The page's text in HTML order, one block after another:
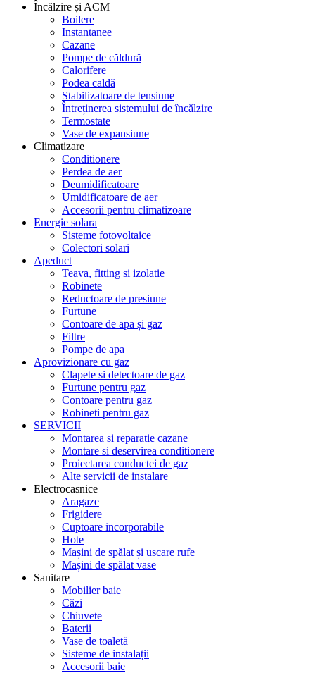
Încălzire și ACM
Boilere
Instantanee
Cazane
Pompe de căldură
Calorifere
Podea caldă
Stabilizatoare de tensiune
Întreținerea sistemului de încălzire
Termostate
Vase de expansiune
Climatizare
Conditionere
Perdea de aer
Deumidificatoare
Umidificatoare de aer
Accesorii pentru climatizoare
Energie solara
Sisteme fotovoltaice
Colectori solari
Apeduct
Teava, fitting si izolatie
Robinete
Reductoare de presiune
Furtune
Contoare de apa și gaz
Filtre
Pompe de apa
Aprovizionare cu gaz
Clapete si detectoare de gaz
Furtune pentru gaz
Contoare pentru gaz
Robineti pentru gaz
SERVICII
Montarea si reparatie cazane
Montare si deservirea conditionere
Proiectarea conductei de gaz
Alte servicii de instalare
Electrocasnice
Aragaze
Frigidere
Cuptoare incorporabile
Hote
Mașini de spălat și uscare rufe
Mașini de spălat vase
Sanitare
Mobilier baie
Căzi
Chiuvete
Baterii
Vase de toaletă
Sisteme de instalații
Accesorii baie